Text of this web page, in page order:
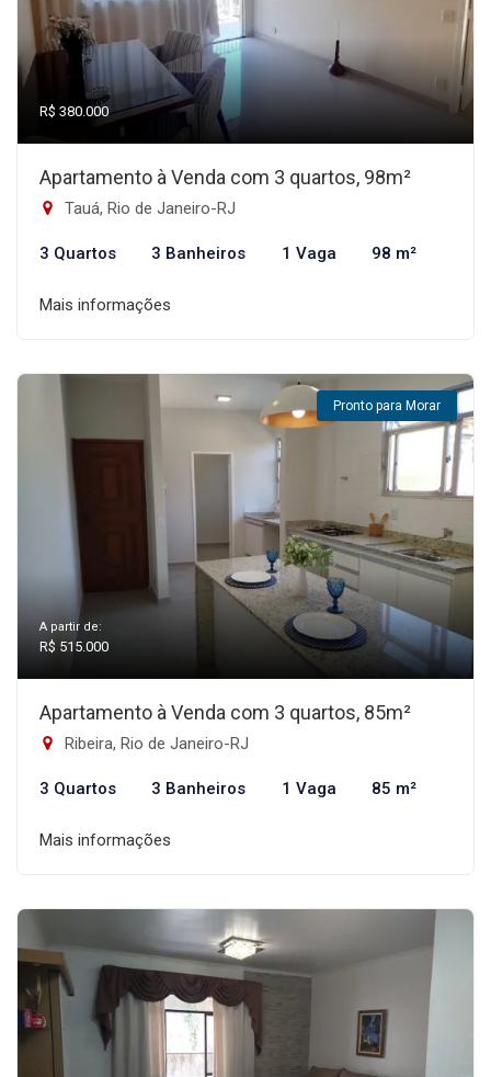
R$ 380.000
Apartamento à Venda com 3 quartos, 98m²
Tauá, Rio de Janeiro-RJ
3 Quartos 3 Banheiros 1 Vaga 98 m²
Mais informações
Pronto para Morar
A partir de:
R$ 515.000
Apartamento à Venda com 3 quartos, 85m²
Ribeira, Rio de Janeiro-RJ
3 Quartos 3 Banheiros 1 Vaga 85 m²
Mais informações